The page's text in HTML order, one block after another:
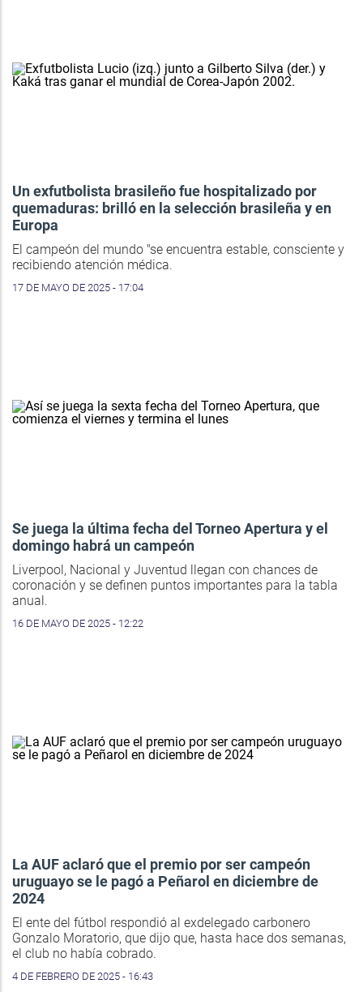
Un exfutbolista brasileño fue hospitalizado por
quemaduras: brilló en la selección brasileña y en
Europa
El campeón del mundo "se encuentra estable, consciente y
recibiendo atención médica.
17 DE MAYO DE 2025 - 17:04
Se juega la última fecha del Torneo Apertura y el
domingo habrá un campeón
Liverpool, Nacional y Juventud llegan con chances de
coronación y se definen puntos importantes para la tabla
anual.
16 DE MAYO DE 2025 - 12:22
La AUF aclaró que el premio por ser campeón
uruguayo se le pagó a Peñarol en diciembre de
2024
El ente del fútbol respondió al exdelegado carbonero
Gonzalo Moratorio, que dijo que, hasta hace dos semanas,
el club no había cobrado.
4 DE FEBRERO DE 2025 - 16:43